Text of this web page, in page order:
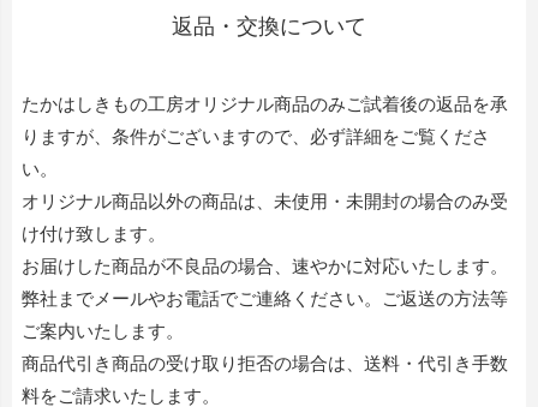
返品・交換について
たかはしきもの工房オリジナル商品のみご試着後の返品を承
りますが、条件がございますので、必ず詳細をご覧くださ
い。
オリジナル商品以外の商品は、未使用・未開封の場合のみ受
け付け致します。
お届けした商品が不良品の場合、速やかに対応いたします。
弊社までメールやお電話でご連絡ください。ご返送の方法等
ご案内いたします。
商品代引き商品の受け取り拒否の場合は、送料・代引き手数
料をご請求いたします。